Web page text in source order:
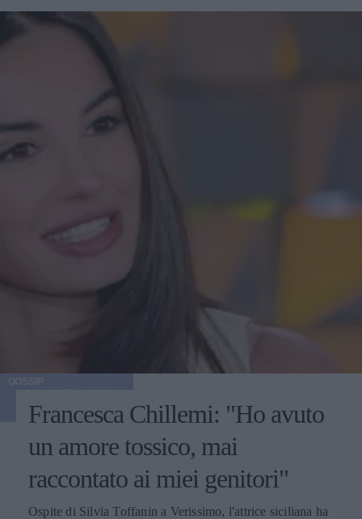
Francesca Chillemi: "Ho avuto
un amore tossico, mai
raccontato ai miei genitori"
Ospite di Silvia Toffanin a Verissimo, l'attrice siciliana ha